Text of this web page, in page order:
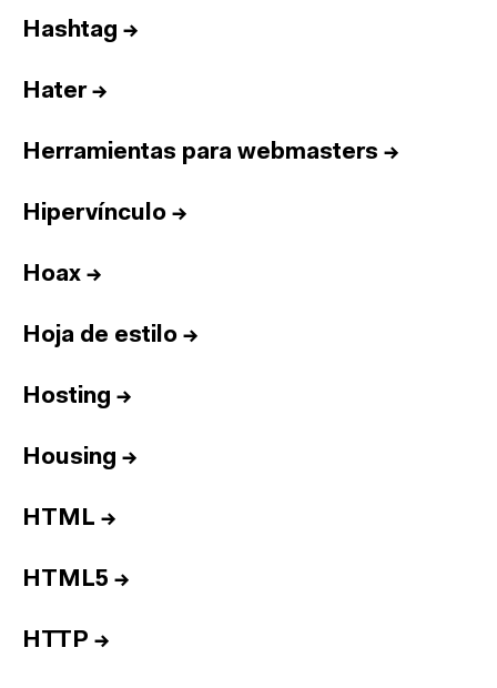
Hashtag →
Hater→
Herramientas para webmasters →
Hipervínculo →
Hoax →
Hoja de estilo →
Hosting →
Housing →
HTML →
HTML5 →
HTTP →